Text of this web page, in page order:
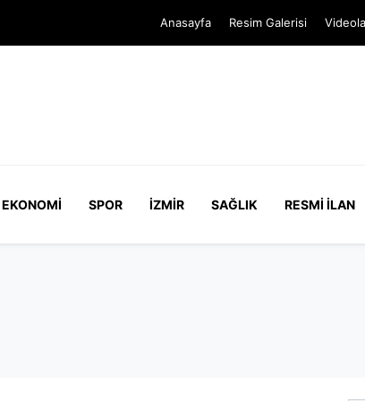
Anasayfa Resim Galerisi
EKONOMI SPOR İZMIR SAĞLIK RESMI İLAN